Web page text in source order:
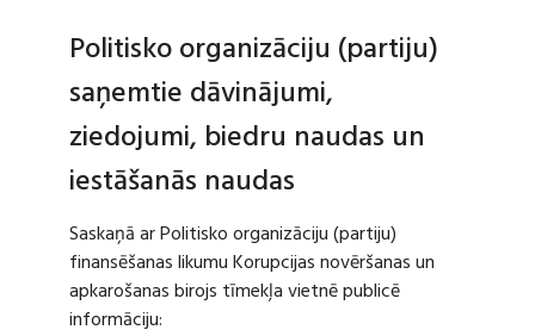
Politisko organizāciju (partiju)
saņemtie dāvinājumi,
ziedojumi, biedru naudas un
iestāšanās naudas
Saskaņā ar Politisko organizāciju (partiju)
finansēšanas likumu Korupcijas novēršanas un
apkarošanas birojs tīmekļa vietnē publicē
informāciju: